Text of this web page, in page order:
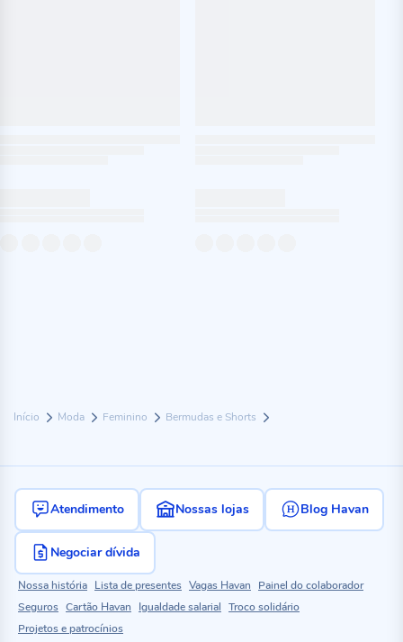
Início Moda Feminino Bermudas e Shorts
Atendimento Nossas lojas Blog Havan
Negociar dívida
Nossa história Lista de presentes Vagas Havan
Painel do colaborador
Seguros Cartão Havan Igualdade salarial Troco solidário
Projetos e patrocínios